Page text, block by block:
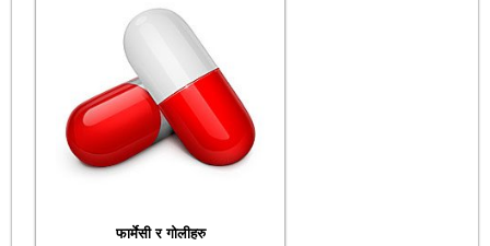
फार्मेसी र गोलीहरु